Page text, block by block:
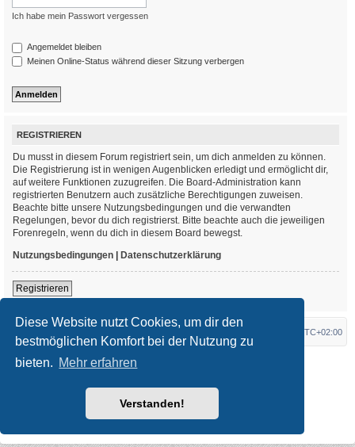
Diese Website nutzt Cookies, um dir den
bestmöglichen Komfort bei der Nutzung zu
bieten. Mehr erfahren
Verstanden!
Ich habe mein Passwort vergessen
Angemeldet bleiben
Meinen Online-Status während dieser Sitzung verbergen
REGISTRIEREN
Du musst in diesem Forum registriert sein, um dich anmelden zu können.
Die Registrierung ist in wenigen Augenblicken erledigt und ermöglicht dir,
auf weitere Funktionen zuzugreifen. Die Board-Administration kann
registrierten Benutzern auch zusätzliche Berechtigungen zuweisen.
Beachte bitte unsere Nutzungsbedingungen und die verwandten
Regelungen, bevor du dich registrierst. Bitte beachte auch die jeweiligen
Forenregeln, wenn du dich in diesem Board bewegst.
Nutzungsbedingungen | Datenschutzerklärung
Registrieren
UTC+02:00
*Original Author:
*Updated to 3.3.x by
Powered by
® Forum Software © phpBB Limited
Deutsche Übersetzung durch
Datenschutz|Nutzungsbedingungen